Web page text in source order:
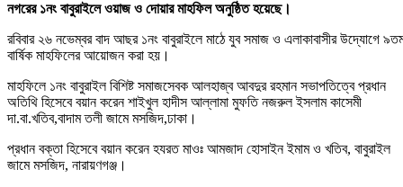
নগরের ১নং বাবুরাইলে ওয়াজ ও দোয়ার মাহফিল অনুষ্ঠিত হয়েছে।
রবিবার ২৬ নভেম্বর বাদ আছর ১নং বাবুরাইলে মাঠে যুব সমাজ ও এলাকাবাসীর উদ্যোগে
বার্ষিক মাহফিলের আয়োজন করা হয়।
মাহফিলে ১নং বাবুরাইল বিশিষ্ট সমাজসেবক আলহাজ্ব আবদুর রহমান সভাপতিত্বে প্রধান
অতিথি হিসেবে বয়ান করেন শাইখুল হাদীস আল্লামা মুফতি নজরুল ইসলাম কাসেমী
দা.বা.খতিব,বাদাম তলী জামে মসজিদ,ঢাকা।
প্রধান বক্তা হিসেবে বয়ান করেন হযরত মাওঃ আমজাদ হোসাইন ইমাম ও খতিব, বাবুরাইল
জামে মসজিদ, নারায়ণগঞ্জ।